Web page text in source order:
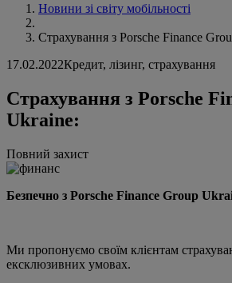
Новини зі світу мобільності
Страхування з Porsche Finance
17.02.2022Кредит, лізинг, страхування
Страхування з Porsche
Ukraine:
Повний захист
Безпечно з Porsche Finance Group
Ми пропонуємо своїм клієнтам
ексклюзивних умовах.